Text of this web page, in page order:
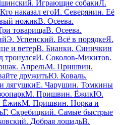
Играющие собакиЛ.
наказал егоИ. Северянин. Её
ножикВ. Осеева.
товарищаВ. Осеева.
Э. Успенский. Всё в порядкеЯ.
и ветерВ. Бианки. Синичкин
тронулсяИ. Соколов-Микитов.
АпрельМ. Пришвин.
дружитьЮ. Коваль.
лягушкиЕ. Чарушин. Томкины
М. Пришвин. ЁжикЮ.
ЁжикМ. Пришвин. Норка и
Г. Скребицкий. Самые быстрые
Добрая лошадьВ.